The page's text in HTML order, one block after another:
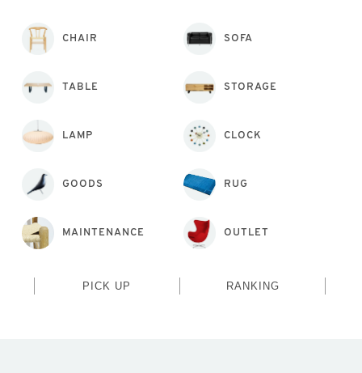
CHAIR SOFA
TABLE STORAGE
LAMP CLOCK
GOODS RUG
MAINTENANCE OUTLET
PICK UP RANKING